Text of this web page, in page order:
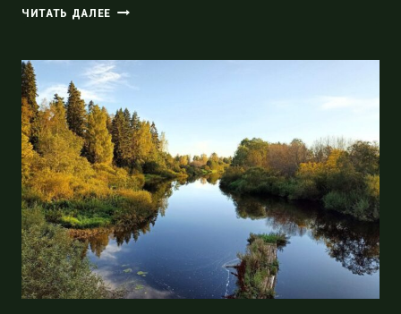
ЧИТАТЬ ДАЛЕЕ ПРОГУЛОЧНЫЙ
СЕРОВО:
ЛЕСА,
И
ИСТОРИЯ